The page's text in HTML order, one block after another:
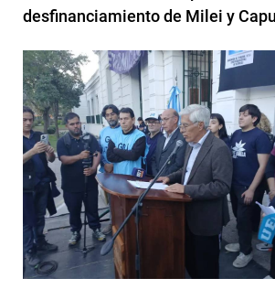
desfinanciamiento de Milei y